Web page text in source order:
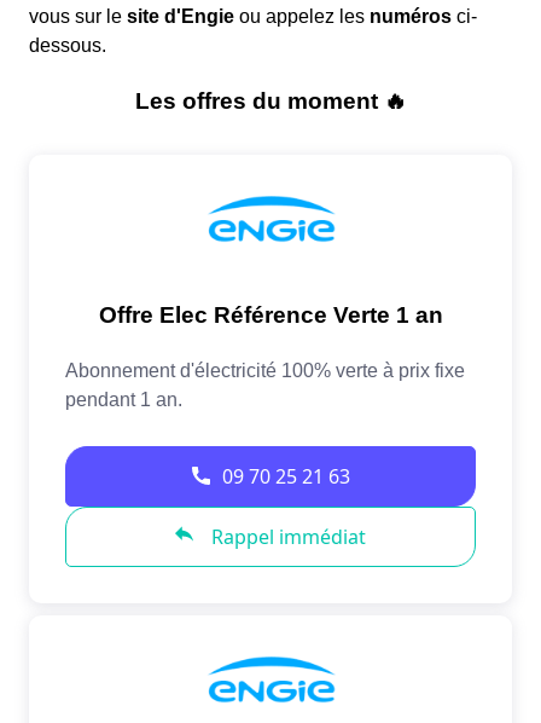
vous sur le site d'Engie ou appelez les numéros ci-
dessous.